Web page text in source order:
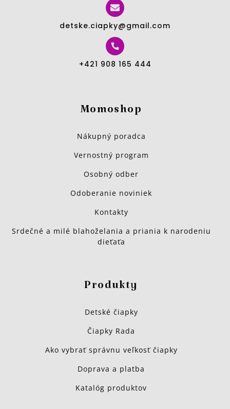
detske.ciapky@gmail.com
+421 908 165 444
Momoshop
Nákupný poradca
Vernostný program
Osobný odber
Odoberanie noviniek
Kontakty
Srdečné a milé blahoželania a priania k narodeniu
dieťaťa
Produkty
Detské čiapky
Čiapky Rada
Ako vybrať správnu veľkosť čiapky
Doprava a platba
Katalóg produktov